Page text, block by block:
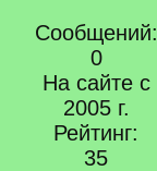
Сообщений:
0
На сайте с
2005 г.
Рейтинг:
35